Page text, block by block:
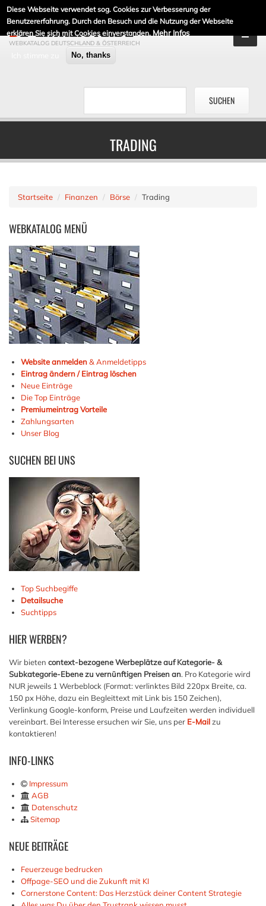
Diese Webseite verwendet sog. Cookies zur Verbesserung der
Benutzererfahrung. Durch den Besuch und die Nutzung der Webseite
erklären Sie sich mit Cookies einverstanden. Mehr Infos
No, thanks
DE-LINKLISTE.DE
WEBKATALOG DEUTSCHLAND & ÖSTERREICH
TRADING
Startseite Finanzen Börse Trading
WEBKATALOG MENÜ
Website anmelden& Anmeldetipps
Eintrag ändern / Eintrag löschen
Neue Einträge
Die Top Einträge
Premiumeintrag Vorteile
Zahlungsarten
Unser Blog
SUCHEN BEI UNS
Top Suchbegiffe
Detailsuche
Suchtipps
HIERWERBEN?
Wir bieten context-bezogene Werbeplätze auf Kategorie- &
Subkategorie-Ebene zu vernünftigen Preisen an. Pro Kategorie wird
NUR jeweils 1 Werbeblock (Format: verlinktes Bild 220px Breite, ca.
150 px Höhe, dazu ein Begleittext mit Link bis 150 Zeichen),
Verlinkung Google-konform, Preise und Laufzeiten werden individuell
vereinbart. Bei Interesse ersuchen wir Sie, uns per E-Mailzu
kontaktieren!
INFO-LINKS
Impressum
AGB
Datenschutz
Sitemap
NEUEBEITRÄGE
Feuerzeuge bedrucken
Offpage-SEO und die Zukunft mit KI
Cornerstone Content: Das Herzstück deiner Content Strategie